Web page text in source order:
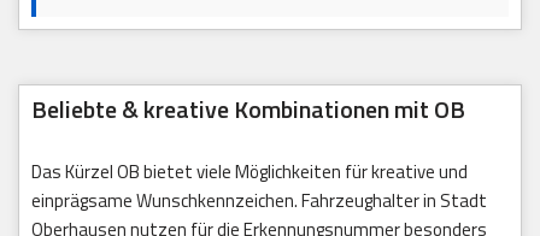
Beliebte & kreative Kombinationen mit OB
Das Kürzel OB bietet viele Möglichkeiten für kreative und
einprägsame Wunschkennzeichen. Fahrzeughalter in Stadt
Oberhausen nutzen für die Erkennungsnummer besonders